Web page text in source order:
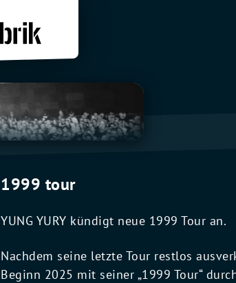
1999 tour
YUNG YURY kündigt neue 1999 Tour an.
Nachdem seine letzte Tour restlos
Beginn 2025 mit seiner „1999 Tour“